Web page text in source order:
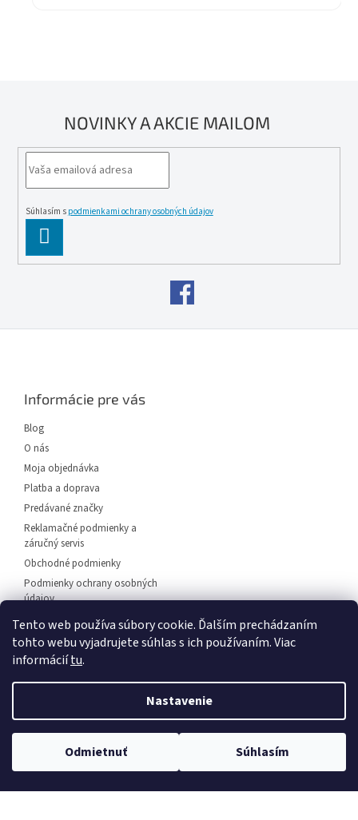
Tento web používa súbory cookie. Ďalším prechádzaním
tohto webu vyjadrujete súhlas s ich používaním. Viac
informáciítu.
Nastavenie
Odmietnuť Súhlasím
, 🛍️osobný odber odborné poradenstvo
NOVINKY A AKCIE MAILOM
Súhlasím s podmienkami ochrany osobných údajov
SE
Informácie pre vás
Blog
O nás
Moja objednávka
Platba a doprava
Predávané značky
Reklamačné podmienky a
záručný servis
Obchodné podmienky
Podmienky ochrany osobných
údajov
Predajňa svietidiel Dunajská
Streda
Napíšte nám
Copyright 2026EuLux.sk. Všetky práva vyhradené.Upraviť